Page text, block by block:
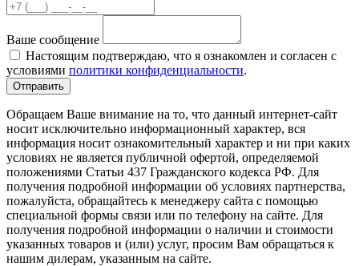
Ваше сообщение
Настоящим подтверждаю, что я ознакомлен и согласен с
условиями политики конфиденциальности.
Обращаем Ваше внимание на то, что данный интернет-сайт
носит исключительно информационный характер, вся
информация носит ознакомительный характер и ни при каких
условиях не является публичной офертой, определяемой
положениями Статьи 437 Гражданского кодекса РФ. Для
получения подробной информации об условиях партнерства,
пожалуйста, обращайтесь к менеджеру сайта с помощью
специальной формы связи или по телефону на сайте. Для
получения подробной информации о наличии и стоимости
указанных товаров и (или) услуг, просим Вам обращаться к
нашим дилерам, указанным на сайте.